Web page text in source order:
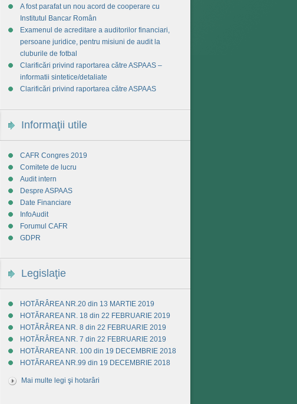
A fost parafat un nou acord de cooperare cu
Institutul Bancar Român
Examenul de acreditare a auditorilor financiari,
persoane juridice, pentru misiuni de audit la
cluburile de fotbal
Clarificări privind raportarea către ASPAAS –
informatii sintetice/detaliate
Clarificări privind raportarea către ASPAAS
Informaţii utile
CAFR Congres 2019
Comitete de lucru
Audit intern
Despre ASPAAS
Date Financiare
InfoAudit
Forumul CAFR
GDPR
Legislaţie
HOTĂRÂREA NR.20 din 13 MARTIE 2019
HOTĂRAREA NR. 18 din 22 FEBRUARIE 2019
HOTĂRÂREA NR. 8 din 22 FEBRUARIE 2019
HOTĂRÂREA NR. 7 din 22 FEBRUARIE 2019
HOTĂRAREA NR. 100 din 19 DECEMBRIE 2018
HOTĂRAREA NR.99 din 19 DECEMBRIE 2018
Mai multe legi şi hotarâri